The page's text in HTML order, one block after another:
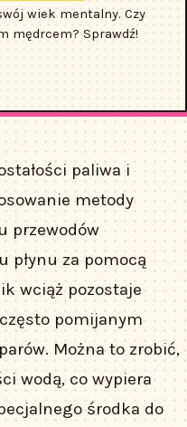
wiek mentalny. Czy
mędrcem? Sprawdź!
paliwa i
metody
przewodów
płynu za pomocą
wciąż pozostaje
pomijanym
Można to zrobić,
wodą, co wypiera
środka do